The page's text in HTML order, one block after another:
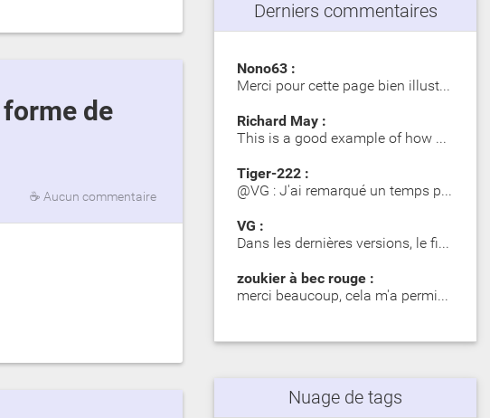
Derniers commentaires
Nono63 :
Merci pour cette page bien illustrée. Les Girelle Paon obs…
Richard May :
This is a good example of how SIP significantly impacts dy…
Tiger-222 :
@VG : J'ai remarqué un temps plus long lors du premier mot…
VG :
Dans les dernières versions, le fichier zip contient des d…
zoukier à bec rouge :
merci beaucoup, cela m'a permis d'identifier des poisson o…
Nuage de tags
☕Aucun commentaire